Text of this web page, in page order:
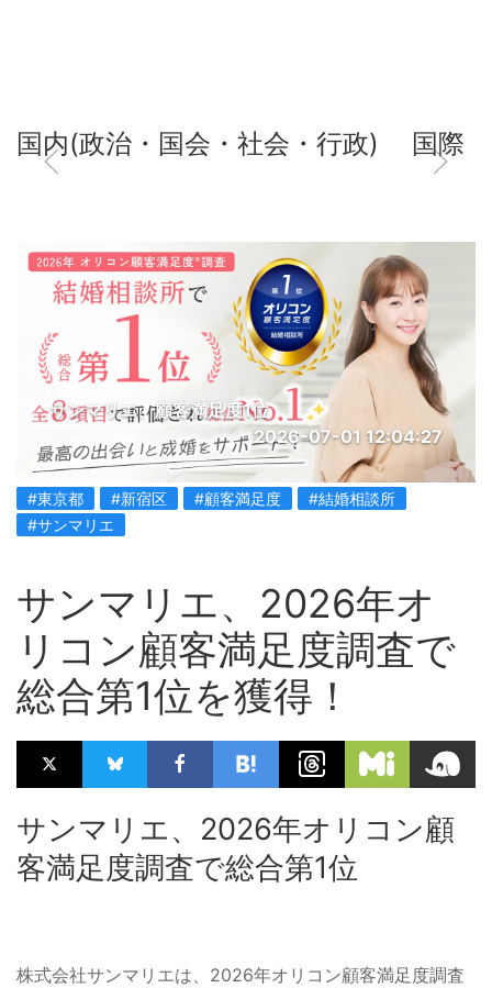
国内(政治・国会・社会・行政) 国際
サンマリエ、顧客満足度1位
2026-07-01 12:04:27
#東京都 #新宿区 #顧客満足度
#結婚相談所
#サンマリエ
サンマリエ、2026年オ
リコン顧客満足度調査で
総合第1位を獲得！
サンマリエ、2026年オリコン顧
客満足度調査で総合第1位
株式会社サンマリエは、2026年オリコン顧客満足度調査